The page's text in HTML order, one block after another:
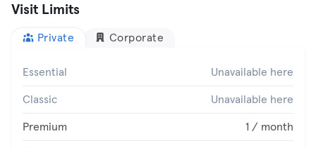
Visit Limits
Private Corporate
Essential Unavailable here
Classic Unavailable here
Premium 1 / month